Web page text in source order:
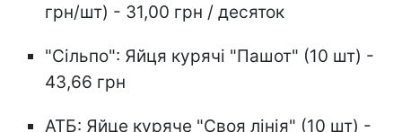
грн/шт) - 31,00 грн / десяток
"Сільпо": Яйця курячі "Пашот" (10 шт) -
43,66 грн
АТБ: Яйце куряче "Своя лінія" (10 шт) -